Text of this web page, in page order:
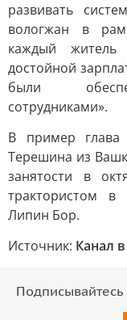
развивать
вологжан в
каждый
достойной
были
сотрудниками».
В пример глава
Терешина из
занятости в
трактористом
Липин Бор.
Источник: Канал